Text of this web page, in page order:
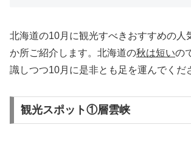
北海道の10月に観光すべきおすすめの人
か所ご紹介します。北海道の秋は短いの
識しつつ10月に是非とも足を運んでくだ
観光スポット①層雲峡